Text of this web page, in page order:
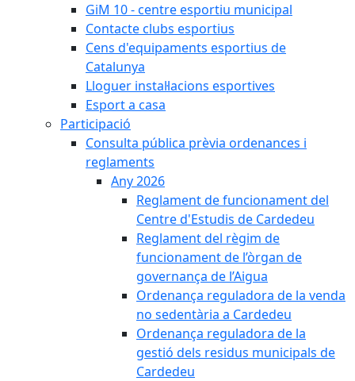
GiM 10 - centre esportiu municipal
Contacte clubs esportius
Cens d'equipaments esportius de
Catalunya
Lloguer instal·lacions esportives
Esport a casa
Participació
Consulta pública prèvia ordenances i
reglaments
Any 2026
Reglament de funcionament del
Centre d'Estudis de Cardedeu
Reglament del règim de
funcionament de l’òrgan de
governança de l’Aigua
Ordenança reguladora de la venda
no sedentària a Cardedeu
Ordenança reguladora de la
gestió dels residus municipals de
Cardedeu